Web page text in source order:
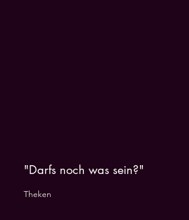
"Darfs noch was sein?"
Theken